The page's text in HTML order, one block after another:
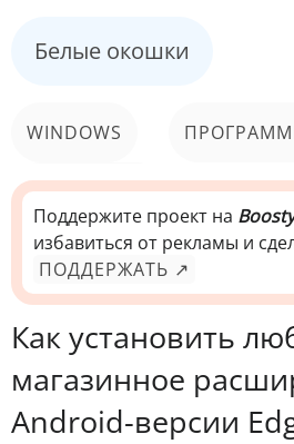
Белые окошки
WINDOWS
КОМПЬЮТЕР
Поддержите проект на Boosty
избавиться от рекламы и
ПОДДЕРЖАТЬ ↗
Как установить
магазинное
Android-версии